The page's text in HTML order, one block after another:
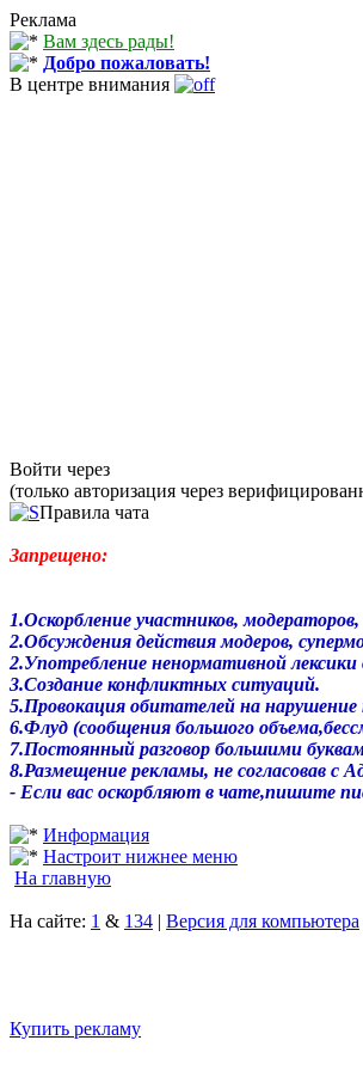
Реклама
Вам здесь рады!
Добро пожаловать!
В центре внимания
Войти через
(только авторизация через
Правила чата
Запрещено:
1.Оскорбление участников,
2.Обсуждения действия модеров,
2.Употребление ненормативной
3.Создание конфликтных ситуаций.
5.Провокация обитателей на нарушение
6.Флуд (сообщения большого
7.Постоянный разговор большими
8.Размещение рекламы, не согласовав с
- Если вас оскорбляют в чате,пишите
Информация
Настроит нижнее меню
На главную
На сайте: 1 & 134 | Версия для компьютера
Купить рекламу